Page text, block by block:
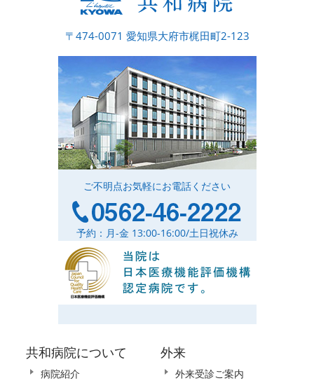
〒474-0071 愛知県大府市梶田町2-123
ご不明点お気軽にお電話ください
予約：月-金 13:00-16:00/土日祝休み
共和病院について
病院紹介
外来
外来受診ご案内